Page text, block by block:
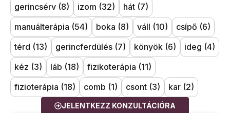
gerincsérv (8) izom (32) hát (7)
manuálterápia (54) boka (8) váll (10) csípő (6)
térd (13) gerincferdülés (7) könyök (6) ideg (4)
kéz (3) láb (18) fizikoterápia (11)
fizioterápia (18) comb (1) csont (3) kar (2)
JELENTKEZZ KONZULTÁCIÓRA